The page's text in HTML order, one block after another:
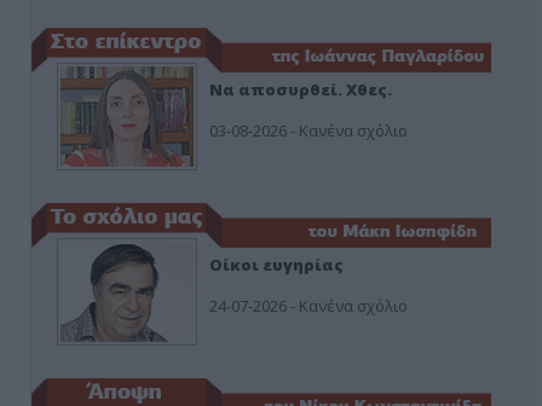
Να αποσυρθεί. Χθες.
03-08-2026 - Κανένα σχόλιο
Οίκοι ευγηρίας
24-07-2026 - Κανένα σχόλιο